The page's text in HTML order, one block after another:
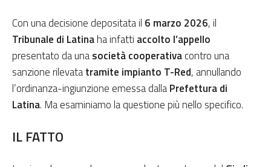
Con una decisione depositata il 6 marzo 2026, il
Tribunale di Latinaha infatti accolto l’appello
presentato da unasocietà cooperativacontro una
sanzione rilevatatramite impianto T-Red, annullando
l’ordinanza-ingiunzione emessa dallaPrefettura di
Latina. Ma esaminiamo la questione più nello specifico.
IL FATTO